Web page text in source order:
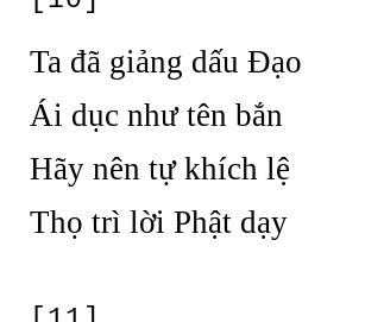
Ta đã giảng dấu Đạo
Ái dục như tên bắn
Hãy nên tự khích lệ
Thọ trì lời Phật dạy